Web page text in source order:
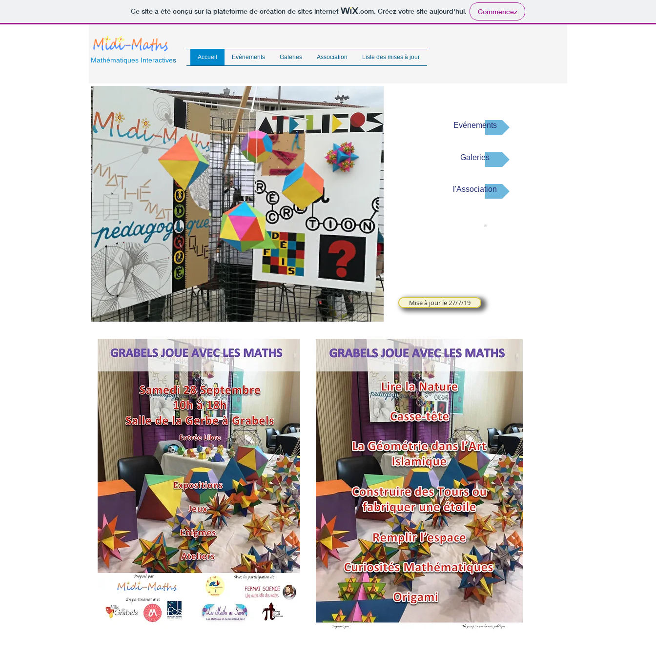
Ce site a été conçu sur la plateforme de création de sites internet .com. Créez votre site aujourd'hui. Commencez
Mathématiques Interactives Accueil Evénements Galeries Association Liste des mises à jour
Evénements
Galeries
l'Association
Mise à jour le 27/7/19